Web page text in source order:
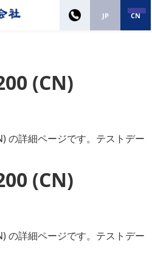
JP CN
(CN)
の詳細ページです。テストデー
(CN)
の詳細ページです。テストデー